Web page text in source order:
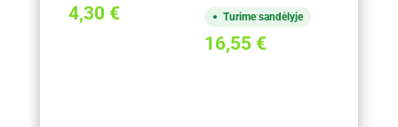
4,30 € Turime sandėlyje
16,55 €